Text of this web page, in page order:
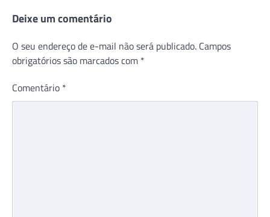
Deixe um comentário
O seu endereço de e-mail não será publicado. Campos
obrigatórios são marcados com *
Comentário *